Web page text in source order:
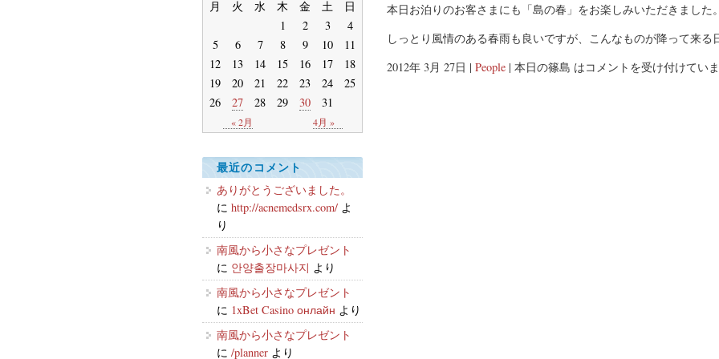
本日お泊りのお客さまにも「島の春」をお楽しみいただきました。
しっとり風情のある春雨も良いですが、こんなものが降って来る
2012年 3月 27日 | People | 本日の篠島 はコメントを受け付けてい
月 火 水 木 金 土 日
« 2月 4月 »
1 2 3
4
5
6 7 8 9 10
11
12
13 14 15 16 17
18
19
20 21 22 23 24
25
26
27 28 29 30 31
最近のコメント
ありがとうございました。
に http://acnemedsrx.com/ よ
り
南風から小さなプレゼント
に 안양출장마사지 より
南風から小さなプレゼント
に 1xBet Casino онлайн より
南風から小さなプレゼント
に /planner より